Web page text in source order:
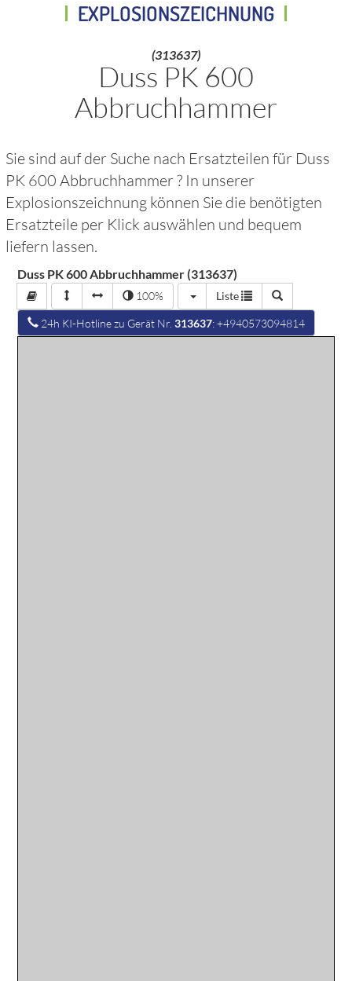
EXPLOSIONSZEICHNUNG
(313637)
Duss PK 600
Abbruchhammer
Sie sind auf der Suche nach Ersatzteilen für Duss
PK 600 Abbruchhammer? In unserer
Explosionszeichnung können Sie die benötigten
Ersatzteile per Klick auswählen und bequem
liefern lassen.
Duss PK 600 Abbruchhammer (313637)
100% Liste
24h KI-Hotline zu Gerät Nr.313637: +4940573094814